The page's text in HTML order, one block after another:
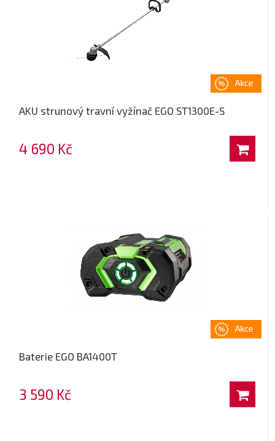
AKU strunový travní vyžínač EGO ST1300E-S
4 690 Kč
Baterie EGO BA1400T
3 590 Kč